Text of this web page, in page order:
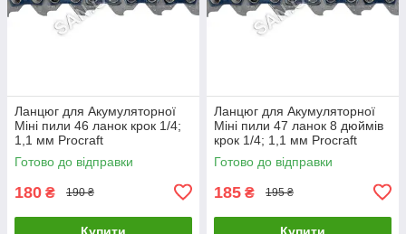
Ланцюг для Акумуляторної
Міні пили 46 ланок крок 1/4;
1,1 мм Procraft
Готово до відправки
180 ₴ 190 ₴
Ланцюг для Акумуляторної
Міні пили 47 ланок 8 дюймів
крок 1/4; 1,1 мм Procraft
Готово до відправки
185 ₴ 195 ₴